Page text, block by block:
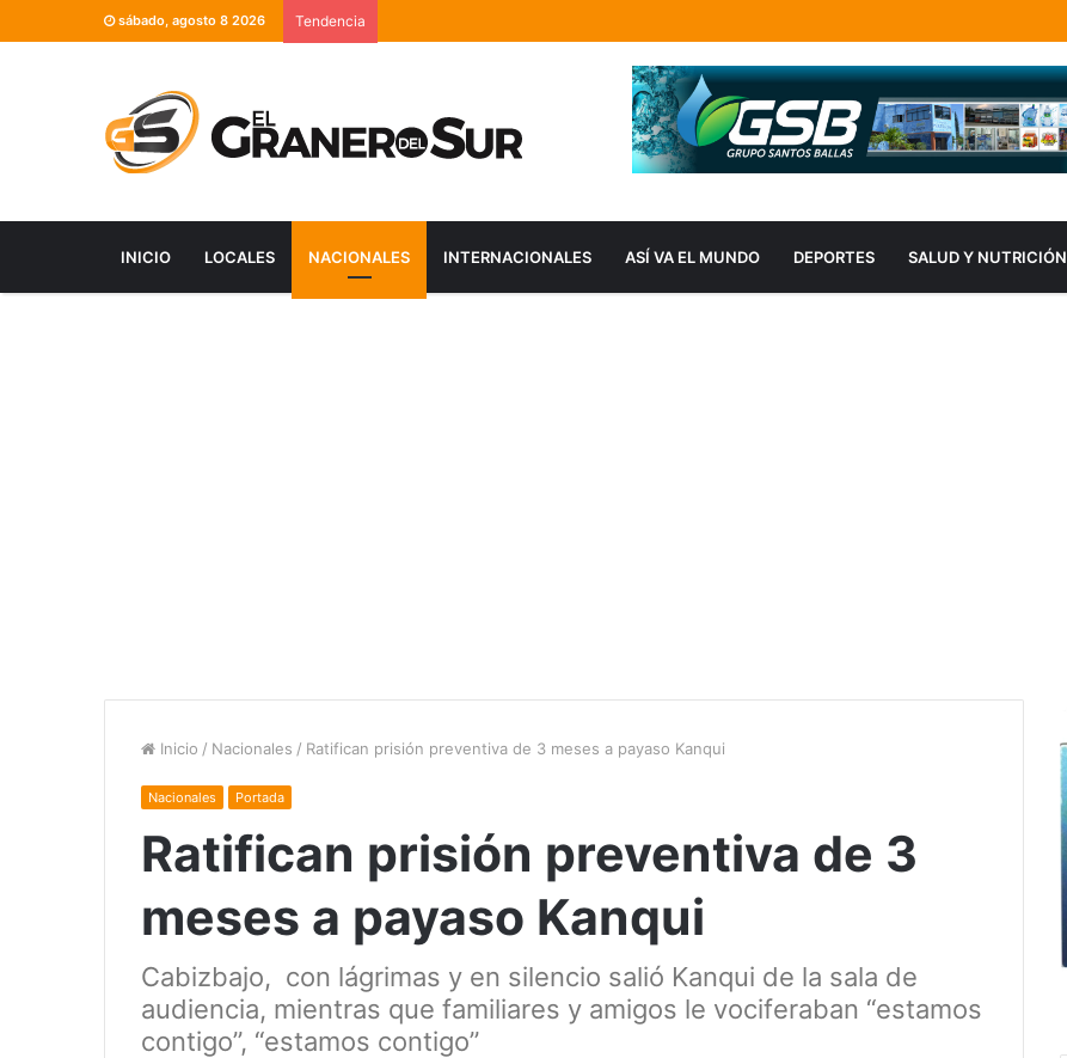
sábado, agosto 8 2026 Tendencia
INICIO LOCALES NACIONALES INTERNACIONALES ASÍ VA EL MUNDO DEPORTES SALUD Y NUTRICIÓN
Inicio / Nacionales / Ratifican prisión preventiva de 3 meses a payaso Kanqui
Nacionales Portada
Ratifican prisión preventiva de 3
meses a payaso Kanqui
Cabizbajo, con lágrimas y en silencio salió Kanqui de la sala de
audiencia, mientras que familiares y amigos le vociferaban “estamos
contigo”, “estamos contigo”